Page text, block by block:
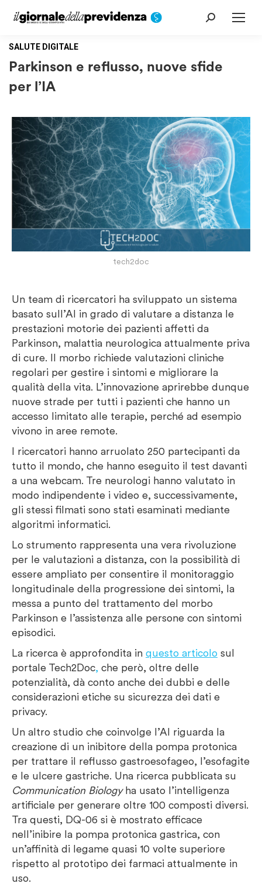
Cerca:
SALUTE DIGITALE
Parkinson e reflusso, nuove sfide
per l’IA
tech2doc
Un team di ricercatori ha sviluppato un sistema
basato sull’AI in grado di valutare a distanza le
prestazioni motorie dei pazienti affetti da
Parkinson, malattia neurologica attualmente priva
di cure. Il morbo richiede valutazioni cliniche
regolari per gestire i sintomi e migliorare la
qualità della vita. L’innovazione aprirebbe dunque
nuove strade per tutti i pazienti che hanno un
accesso limitato alle terapie, perché ad esempio
vivono in aree remote.
I ricercatori hanno arruolato 250 partecipanti da
tutto il mondo, che hanno eseguito il test davanti
a una webcam. Tre neurologi hanno valutato in
modo indipendente i video e, successivamente,
gli stessi filmati sono stati esaminati mediante
algoritmi informatici.
Lo strumento rappresenta una vera rivoluzione
per le valutazioni a distanza, con la possibilità di
essere ampliato per consentire il monitoraggio
longitudinale della progressione dei sintomi, la
messa a punto del trattamento del morbo
Parkinson e l’assistenza alle persone con sintomi
episodici.
La ricerca è approfondita in questo articolo sul
portale Tech2Doc, che però, oltre delle
potenzialità, dà conto anche dei dubbi e delle
considerazioni etiche su sicurezza dei dati e
privacy.
Un altro studio che coinvolge l’AI riguarda la
creazione di un inibitore della pompa protonica
per trattare il reflusso gastroesofageo, l’esofagite
e le ulcere gastriche. Una ricerca pubblicata su
Communication Biologyha usato l’intelligenza
artificiale per generare oltre 100 composti diversi.
Tra questi, DQ-06 si è mostrato efficace
nell’inibire la pompa protonica gastrica, con
un’affinità di legame quasi 10 volte superiore
rispetto al prototipo dei farmaci attualmente in
uso.